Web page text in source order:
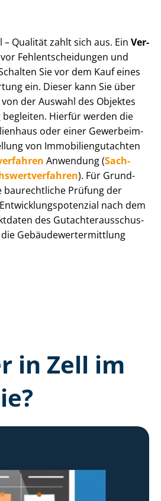
Qualität zahlt sich aus. Ein Ver­
Fehl­ent­schei­dun­gen und
Sie vor dem Kauf eines
ein. Dieser kann Sie über
der Auswahl des Objektes
Hierfür werden die
oder einer Ge­wer­be­im­
von Im­mo­bi­li­en­gut­ach­ten
Anwendung (Sach­
). Für Grund­
baurechtliche Prüfung der
nach dem
des Gut­ach­ter­aus­schus­
Ge­bäu­de­wert­ermitt­lung
in Zell im